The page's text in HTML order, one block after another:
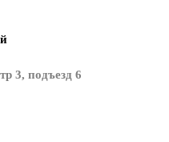
3, подъезд 6